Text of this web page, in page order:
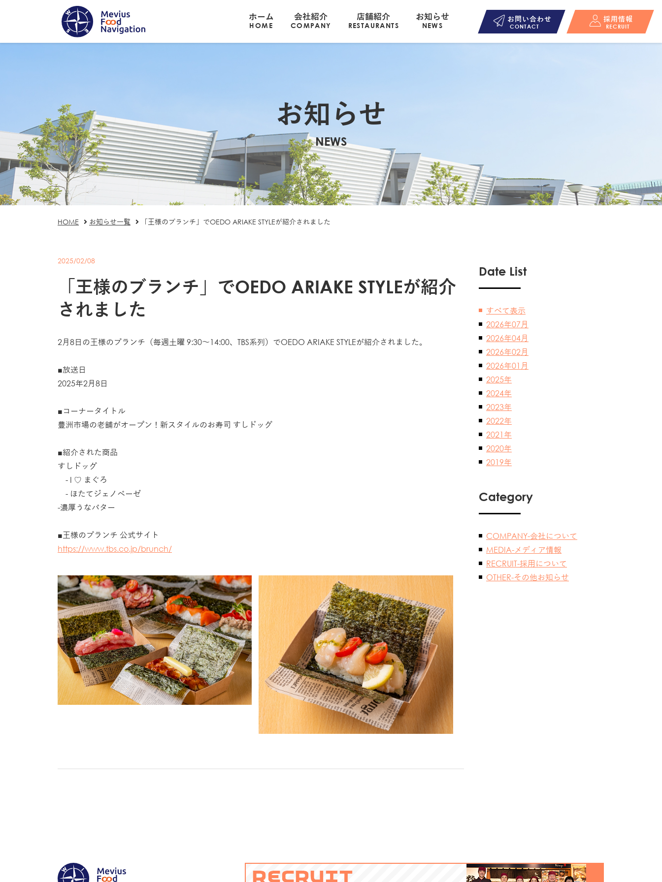
ホーム
HOME
会社紹介
COMPANY
店舗紹介
RESTAURANTS
お知らせ
NEWS
お問い合わせ
CONTACT
採用情報
RECRUIT
お知らせ
NEWS
HOME お知らせ一覧 「王様のブランチ」でOEDO ARIAKE STYLEが紹介されました
2025/02/08
「王様のブランチ」でOEDO ARIAKE STYLEが紹介
されました
2月8日の王様のブランチ（毎週土曜 9:30～14:00、TBS系列）でOEDO ARIAKE STYLEが紹介されました。
■放送日
2025年2月8日
■コーナータイトル
豊洲市場の老舗がオープン！新スタイルのお寿司 すしドッグ
■紹介された商品
すしドッグ
- I ♡ まぐろ
- ほたてジェノベーゼ
-濃厚うなバター
■王様のブランチ 公式サイト
https://www.tbs.co.jp/brunch/
Date List
すべて表示
2026年07月
2026年04月
2026年02月
2026年01月
2025年
2024年
2023年
2022年
2021年
2020年
2019年
Category
COMPANY-会社について
MEDIA-メディア情報
RECRUIT-採用について
OTHER-その他お知らせ